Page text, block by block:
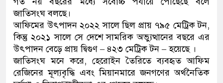
জড়িত কিশোর গ্যাংয়ের চার শিশু
ডাকাতির প্রস্তুতিকালে
থানা পুলিশ
জাতিসংঘ বলছে।
আফিমের উৎপাদন ২০২২ সালে ছিল প্রায় ৭৯৫ মেট্রিক টন,
কিন্তু ২০২১ সালে সে দেশে সামরিক অভ্যুত্থানের বছরে এর
উৎপাদন বেড়ে প্রায় দ্বিগুণ – ৪২৩ মেট্রিক টন – হয়েছে ।
জাতিসংঘ মনে করে, হেরোইন তৈরিতে ব্যবহৃত আফিম
রেজিনের মূল্যবৃদ্ধি এবং মিয়ানমারে জনগণের অর্থনৈতিক